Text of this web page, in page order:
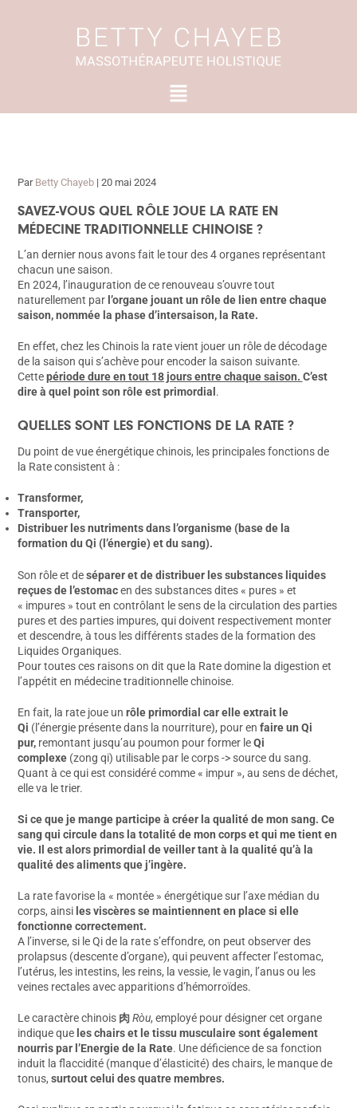
Menu
Par Betty Chayeb | 20 mai 2024
SAVEZ-VOUS QUEL RÔLE JOUE LA RATE EN
MÉDECINE TRADITIONNELLE CHINOISE ?
L’an dernier nous avons fait le tour des 4 organes représentant
chacun une saison.
En 2024, l’inauguration de ce renouveau s’ouvre tout
naturellement par l’organe jouant un rôle de lien entre chaque
saison, nommée la phase d’intersaison, la Rate.
En effet, chez les Chinois la rate vient jouer un rôle de décodage
de la saison qui s’achève pour encoder la saison suivante.
Cettepériode dure en tout 18 jours entre chaque saison. C’est
dire à quel point son rôle est primordial .
QUELLES SONT LES FONCTIONS DE LA RATE ?
Du point de vue énergétique chinois, les principales fonctions de
la Rate consistent à :
Transformer,
Transporter,
Distribuer les nutriments dans l’organisme (base de la
formation du Qi (l’énergie) et du sang).
Son rôle et deséparer et de distribuer les substances liquides
reçues de l’estomacen des substances dites « pures » et
« impures » tout en contrôlant le sens de la circulation des parties
pures et des parties impures, qui doivent respectivement monter
et descendre, à tous les différents stades de la formation des
Liquides Organiques.
Pour toutes ces raisons on dit que la Rate domine la digestion et
l’appétit en médecine traditionnelle chinoise.
En fait, la rate joue un rôle primordial car elle extrait le
Qi (l’énergie présente dans la nourriture), pour en faire un Qi
pur,remontant jusqu’au poumon pour former leQi
complexe(zong qi) utilisable par le corps -> source du sang.
Quant à ce qui est considéré comme « impur », au sens de déchet,
elle va le trier.
Si ce que je mange participe à créer la qualité de mon sang. Ce
sang qui circule dans la totalité de mon corps et qui me tient en
vie. Il est alors primordial de veiller tant à la qualité qu’à la
qualité des aliments que j’ingère.
La rate favorise la « montée » énergétique sur l’axe médian du
corps, ainsi les viscères se maintiennent en place si elle
fonctionne correctement.
A l’inverse, si le Qi de la rate s’effondre, on peut observer des
prolapsus (descente d’organe), qui peuvent affecter l’estomac,
l’utérus, les intestins, les reins, la vessie, le vagin, l’anus ou les
veines rectales avec apparitions d’hémorroïdes.
Le caractère chinois 肉 Ròu, employé pour désigner cet organe
indique queles chairs et le tissu musculaire sont également
nourris par l’Energie de la Rate. Une déficience de sa fonction
induit la flaccidité (manque d’élasticité) des chairs, le manque de
tonus, surtout celui des quatre membres.